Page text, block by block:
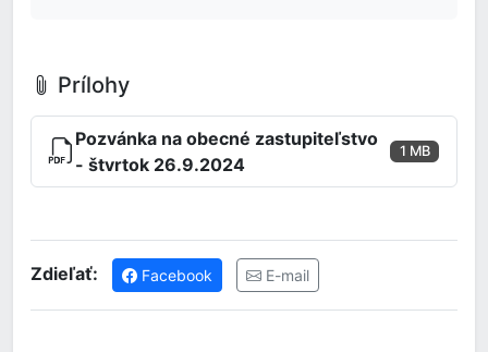
Prílohy
Pozvánka na obecné zastupiteľstvo
- štvrtok 26.9.2024
1 MB
Zdieľať: Facebook E-mail